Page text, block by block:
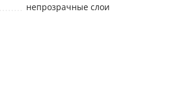
непрозрачные слои